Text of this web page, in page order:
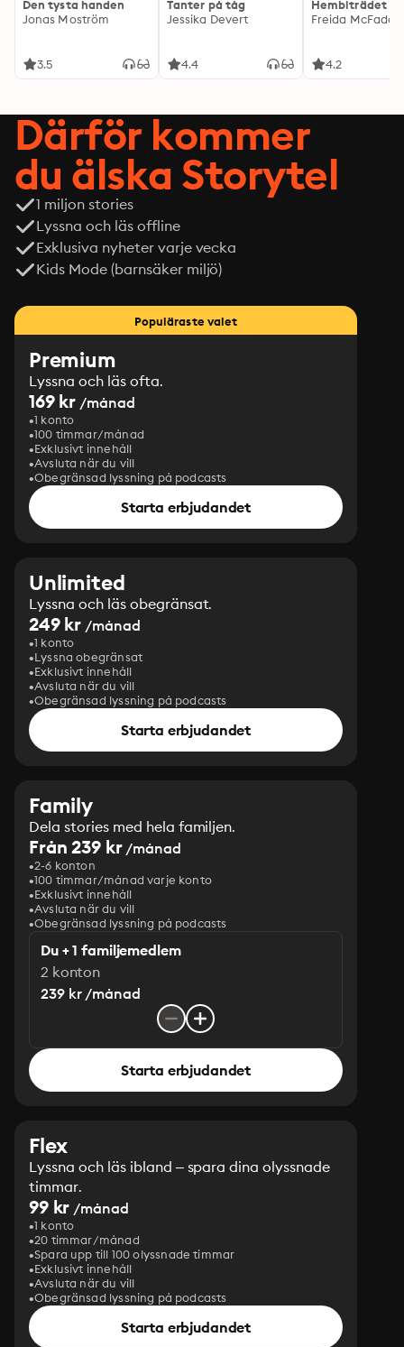
Den tysta handen
Jonas Moström
3.5
Tanter på tåg
Jessika Devert
4.4
Hembiträdet
Freida
4.2
Därför kommer
du älska Storytel
1 miljon stories
Lyssna och läs offline
Exklusiva nyheter varje vecka
Kids Mode (barnsäker miljö)
Populäraste valet
Premium
Lyssna och läs ofta.
169 kr /månad
1 konto
100 timmar/månad
Exklusivt innehåll
Avsluta när du vill
Obegränsad lyssning på podcasts
Starta erbjudandet
Unlimited
Lyssna och läs obegränsat.
249 kr /månad
1 konto
Lyssna obegränsat
Exklusivt innehåll
Avsluta när du vill
Obegränsad lyssning på podcasts
Starta erbjudandet
Family
Dela stories med hela familjen.
Från 239 kr/månad
2-6 konton
100 timmar/månad varje konto
Exklusivt innehåll
Avsluta när du vill
Obegränsad lyssning på podcasts
Du + 1 familjemedlem
2 konton
239 kr /månad
Starta erbjudandet
Flex
Lyssna och läs ibland – spara dina olyssnade
timmar.
99 kr /månad
1 konto
20 timmar/månad
Spara upp till 100 olyssnade timmar
Exklusivt innehåll
Avsluta när du vill
Obegränsad lyssning på podcasts
Starta erbjudandet